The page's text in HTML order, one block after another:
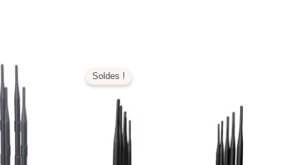
Soldes !initial
799,00€.